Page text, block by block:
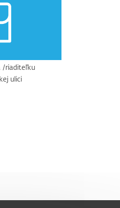
/riaditeľku
ulici